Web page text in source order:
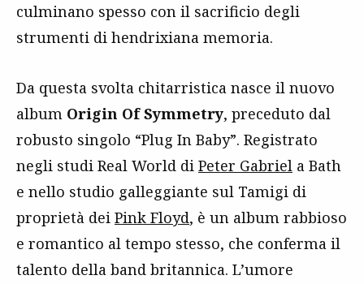
culminano spesso con il sacrificio degli
strumenti di hendrixiana memoria.
Da questa svolta chitarristica nasce il nuovo
album Origin Of Symmetry, preceduto dal
robusto singolo “Plug In Baby”. Registrato
negli studi Real World di Peter Gabriel a Bath
e nello studio galleggiante sul Tamigi di
proprietà dei Pink Floyd, è un album rabbioso
e romantico al tempo stesso, che conferma il
talento della band britannica. L’umore